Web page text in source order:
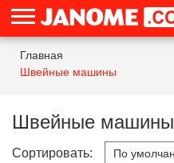
Главная
Швейные машины
Швейные машины
Сортировать: